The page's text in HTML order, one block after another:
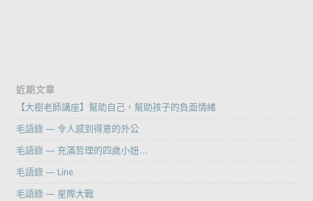
近期文章
【大樹老師講座】幫助自己，幫助孩子的負面情緒
毛語錄 — 令人感到得意的外公
毛語錄 — 充滿哲理的四歲小妞…
毛語錄 — Line
毛語錄 — 星際大戰